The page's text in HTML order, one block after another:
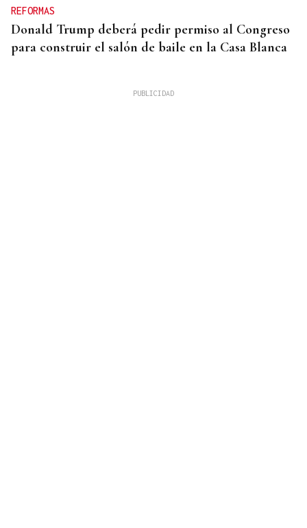
REFORMAS
Donald Trump deberá pedir permiso al Congreso
para construir el salón de baile en la Casa Blanca